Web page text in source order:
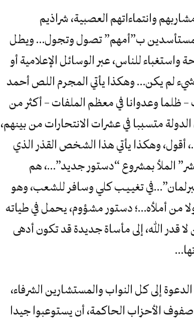
وانتماءاتهم العصبية، شراذيم
المستأسدين ب”أمهم” تصول وتجول… ويطل
للناس، عبر الوسائل الإعلامية أو
شيء لم يكن… وهكذا يأتي المجرم اللص أحمد
– ظلما وعدوانا في معظم الملفات – أكثر من
الدولة متسببا في عشرات الانتحارات من بينهم،
أقول، وهكذا يأتي هذا الشخص القذر الذي
الملأ بمشروع “دستور جديد”…، هم
تغيـيـب كلي وسافر للشعب، وهو
من أملأه…؛ دستور مشؤوم، يحمل في طياته
قدر الله، إلى مأساة جديدة قد تكون أدهى
إلى كل النواب والمستشارين الشرفاء،
الأحزاب الحاكمة، أن يستوعبوا جيدا